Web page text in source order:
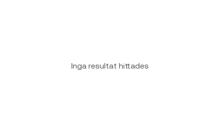
Inga resultat hittades